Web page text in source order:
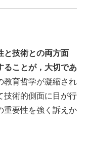
と技術との両方面
ることが，大切であ
教育哲学が凝縮され
技術的側面に目が行
重要性を強く訴えか